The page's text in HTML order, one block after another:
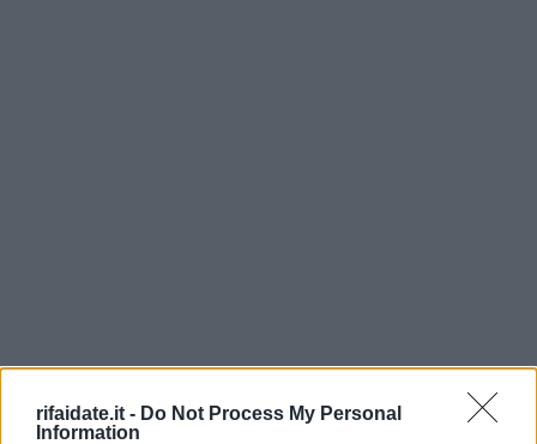
rifaidate.it - Do Not Process My Personal
Information